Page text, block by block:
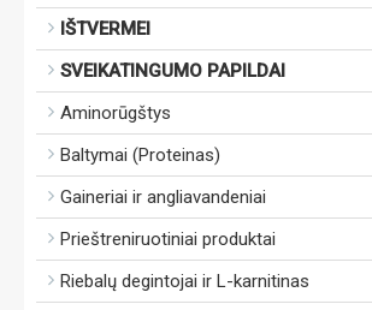
IŠTVERMEI
SVEIKATINGUMO PAPILDAI
Aminorūgštys
Baltymai (Proteinas)
Gaineriai ir angliavandeniai
Prieštreniruotiniai produktai
Riebalų degintojai ir L-karnitinas